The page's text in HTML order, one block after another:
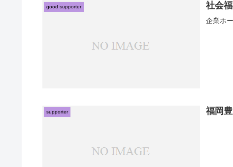
good supporter 社会
企業ホ
supporter 福岡